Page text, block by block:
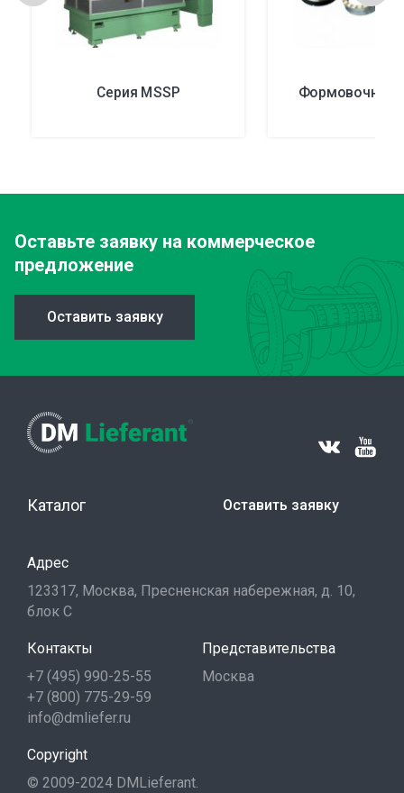
Серия MSSP Формовочные
Оставьте заявку на коммерческое
предложение
Оставить заявку
Каталог Оставить заявку
Адрес
123317, Москва, Пресненская набережная, д. 10,
блок С
Контакты
+7 (495) 990-25-55
+7 (800) 775-29-59
info@dmliefer.ru
Представительства
Москва
Copyright
© 2009-2024 DMLieferant.